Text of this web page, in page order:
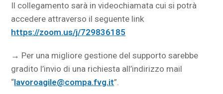
Il collegamento sarà in videochiamata cui si potrà
accedere attraverso il seguente link
https://zoom.us/j/729836185
→ Per una migliore gestione del supporto sarebbe
gradito l’invio di una richiesta all’indirizzo mail
“lavoroagile@compa.fvg.it”.